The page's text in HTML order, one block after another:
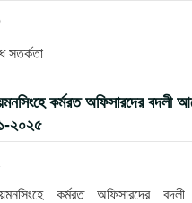
সতর্কতা
কর্মরত অফিসারদের বদলী
২০২৫
কর্মরত অফিসারদের